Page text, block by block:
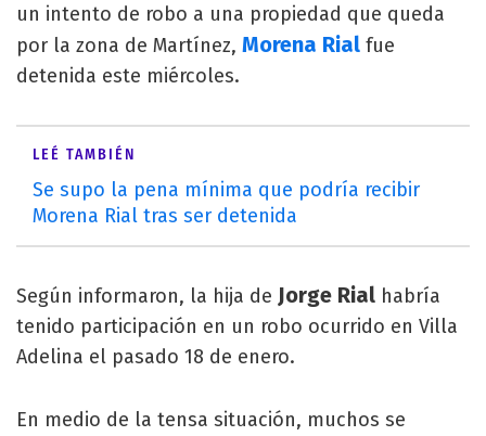
un intento de robo a una propiedad que queda
por la zona de Martínez, Morena Rial fue
detenida este miércoles.
LEÉ TAMBIÉN
Se supo la pena mínima que podría recibir
Morena Rial tras ser detenida
Según informaron, la hija de Jorge Rial habría
tenido participación en un robo ocurrido en Villa
Adelina el pasado 18 de enero.
En medio de la tensa situación, muchos se